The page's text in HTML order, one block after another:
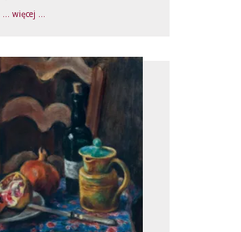
... więcej ...